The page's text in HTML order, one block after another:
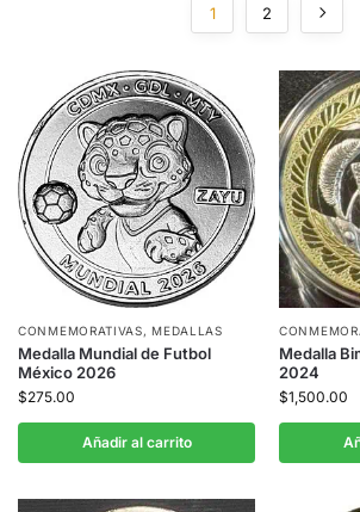
1 2
CONMEMORATIVAS,MEDALLAS
Medalla Mundial de Futbol
México 2026
$275.00
Añadir al carrito
Medalla
2024
$1,500.00